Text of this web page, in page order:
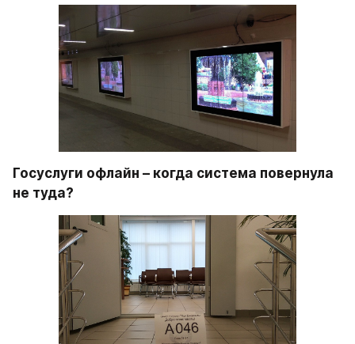
Госуслуги офлайн – когда система повернула
не туда?